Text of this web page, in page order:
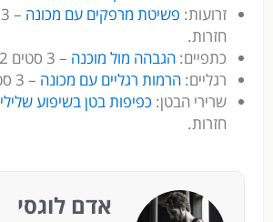
זרועות: פשיטת מרפקים עם מכונה
חזרות.
כתפיים: הגבהה מול מוכנה – 3 סטים 10-12 חזרות.
רגליים: הרמות רגליים עם מכונה – 3 סטים 10-12 חזרות.
שרירי הבטן: כפיפות בטן בשיפוע שלילי
חזרות.
אדם לוגסי